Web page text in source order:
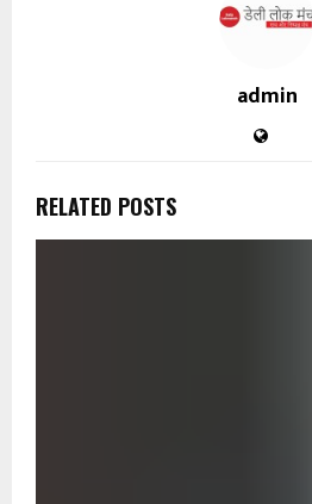
admin
RELATED POSTS